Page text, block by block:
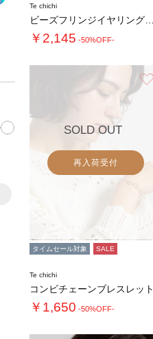
Te chichi
￥2,145 -50%OFF-
SOLD OUT
再入荷受付
タイムセール対象 SALE
Te chichi
コンビチェーンブレスレット
￥1,650 -50%OFF-